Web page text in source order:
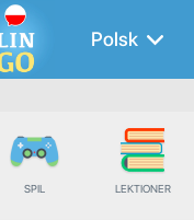
Polsk
SPIL LEKTIONER